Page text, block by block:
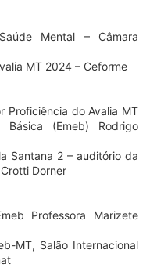
Mental – Câmara
MT 2024 – Ceforme
Proficiência do Avalia MT
(Emeb) Rodrigo
Santana 2 – auditório da
Dorner
Professora Marizete
MT, Salão Internacional